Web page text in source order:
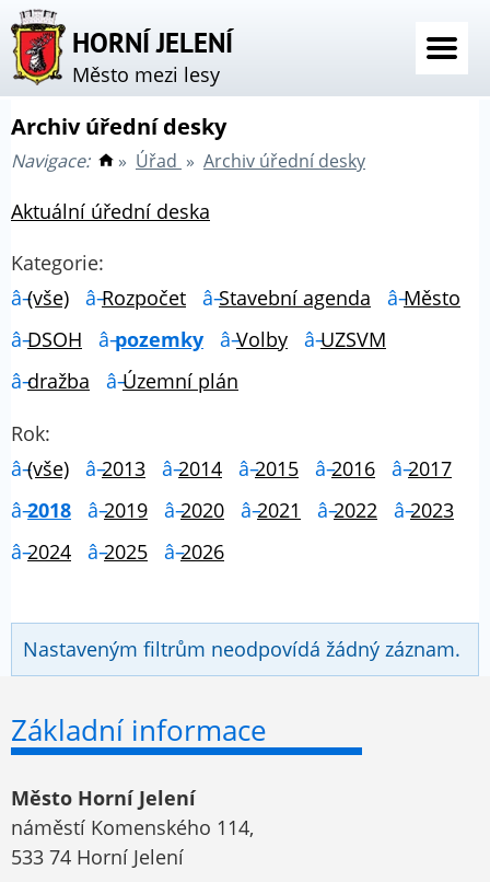
HORNÍ JELENÍ
Město mezi lesy
Archiv úřední desky
Navigace: » Úřad » Archiv úřední desky
Aktuální úřední deska
Kategorie:
(vše)
Rozpočet Stavební agenda
Město
DSOH
pozemky Volby
UZSVM
dražba
Územní plán
Rok:
(vše)
2013 2014 2015 2016
2017
2018
2019 2020 2021 2022
2023
2024
2025 2026
Nastaveným filtrům neodpovídá žádný záznam.
Základní informace
Město Horní Jelení
náměstí Komenského 114,
533 74 Horní Jelení